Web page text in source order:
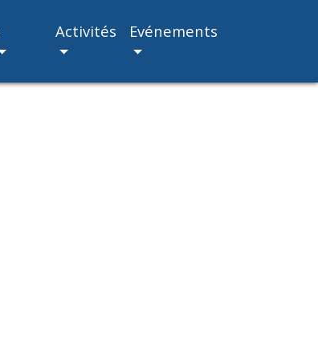
Activités Evénements